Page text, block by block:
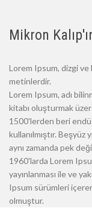
Mikron
Lorem Ipsum, dizgi ve
metinlerdir.
Lorem Ipsum, adı
kitabı oluşturmak
1500'lerden beri
kullanılmıştır. Beşyüz
aynı zamanda pek
1960'larda Lorem
yayınlanması ile ve
Ipsum sürümleri içeren
olmuştur.